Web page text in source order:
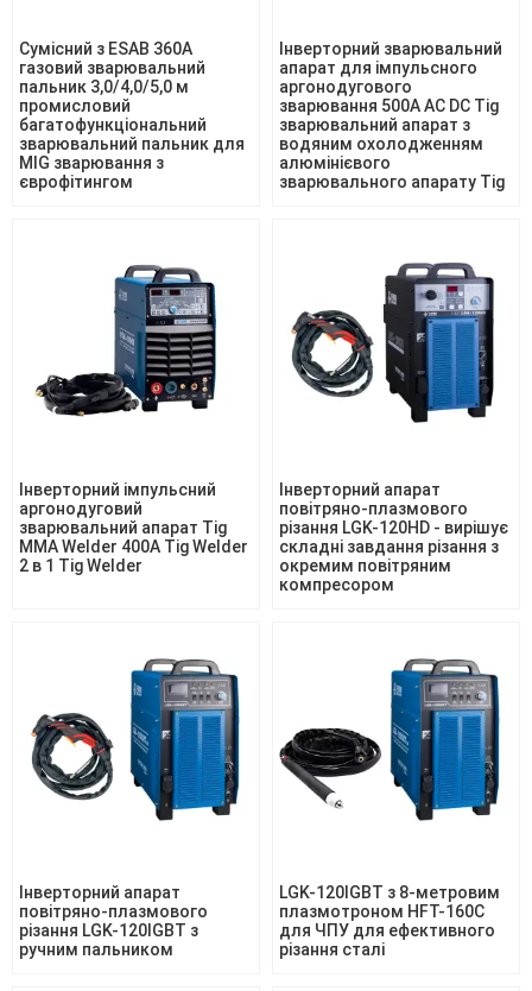
Сумісний з ESAB 360A
газовий зварювальний
пальник 3,0/4,0/5,0 м
промисловий
багатофункціональний
зварювальний пальник для
MIG зварювання з
єврофітингом
Інверторний зварювальний
апарат для імпульсного
аргонодугового
зварювання 500A AC DC Tig
зварювальний апарат з
водяним охолодженням
алюмінієвого
зварювального апарату Tig
Інверторний імпульсний
аргонодуговий
зварювальний апарат Tig
MMA Welder 400A Tig Welder
2 в 1 Tig Welder
Інверторний апарат
повітряно-плазмового
різання LGK-120HD - вирішує
складні завдання різання з
окремим повітряним
компресором
Інверторний апарат
повітряно-плазмового
різання LGK-120IGBT з
ручним пальником
LGK-120IGBT з 8-метровим
плазмотроном HFT-160C
для ЧПУ для ефективного
різання сталі